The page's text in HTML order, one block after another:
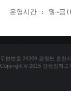
운영시간 : 월~금
우편번호 24209 강원도 춘천
Copyright © 2015 강원점자도